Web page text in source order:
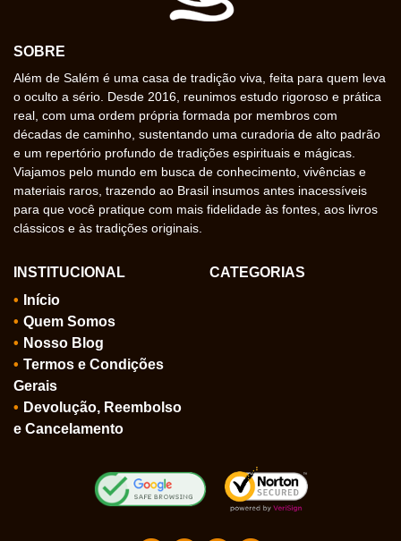
SOBRE
Além de Salém é uma casa de tradição viva, feita para quem leva
o oculto a sério. Desde 2016, reunimos estudo rigoroso e prática
real, com uma ordem própria formada por membros com
décadas de caminho, sustentando uma curadoria de alto padrão
e um repertório profundo de tradições espirituais e mágicas.
Viajamos pelo mundo em busca de conhecimento, vivências e
materiais raros, trazendo ao Brasil insumos antes inacessíveis
para que você pratique com mais fidelidade às fontes, aos livros
clássicos e às tradições originais.
INSTITUCIONAL
Início
Quem Somos
Nosso Blog
Termos e Condições
Gerais
Devolução, Reembolso
e Cancelamento
CATEGORIAS